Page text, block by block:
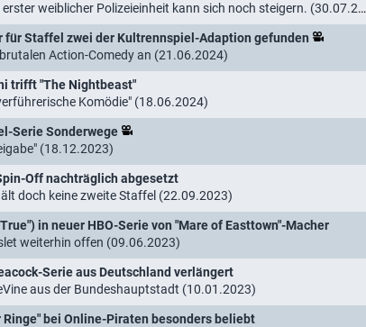
weiblicher Polizeieinheit kann sich noch steigern. (30.07.2024)
für Staffel zwei der Kultrennspiel-Adaption gefunden
Action-Comedy an (21.06.2024)
trifft "The Nightbeast"
Komödie" (18.06.2024)
Serie Sonderwege
(18.12.2023)
Off nachträglich abgesetzt
doch keine zweite Staffel (22.09.2023)
in neuer HBO-Serie von "Mare of Easttown"-Macher
weiterhin offen (09.06.2023)
Serie aus Deutschland verlängert
aus der Bundeshauptstadt (10.01.2023)
Ringe" bei Online-Piraten besonders beliebt